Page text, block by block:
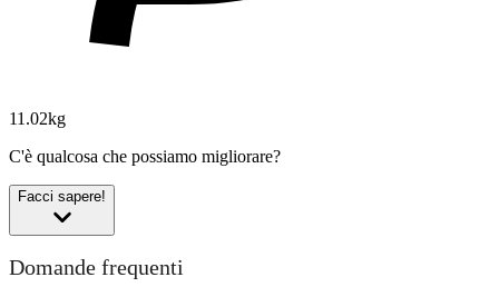
11.02kg
C'è qualcosa che possiamo migliorare?
Facci sapere!
Domande frequenti